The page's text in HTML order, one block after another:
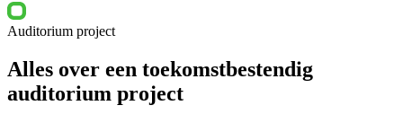
Auditorium project
Alles over een toekomstbestendig
auditorium project